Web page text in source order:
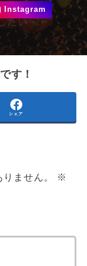
す！
シェア
ません。
※